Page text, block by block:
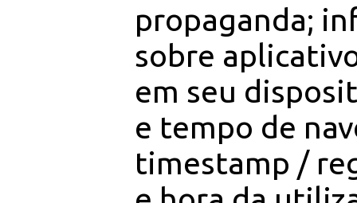
propaganda;
sobre
em seu
e tempo de
timestamp /